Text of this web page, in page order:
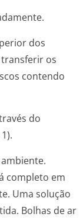
dos
transferir os
contendo
do
completo em
Uma solução
Bolhas de ar